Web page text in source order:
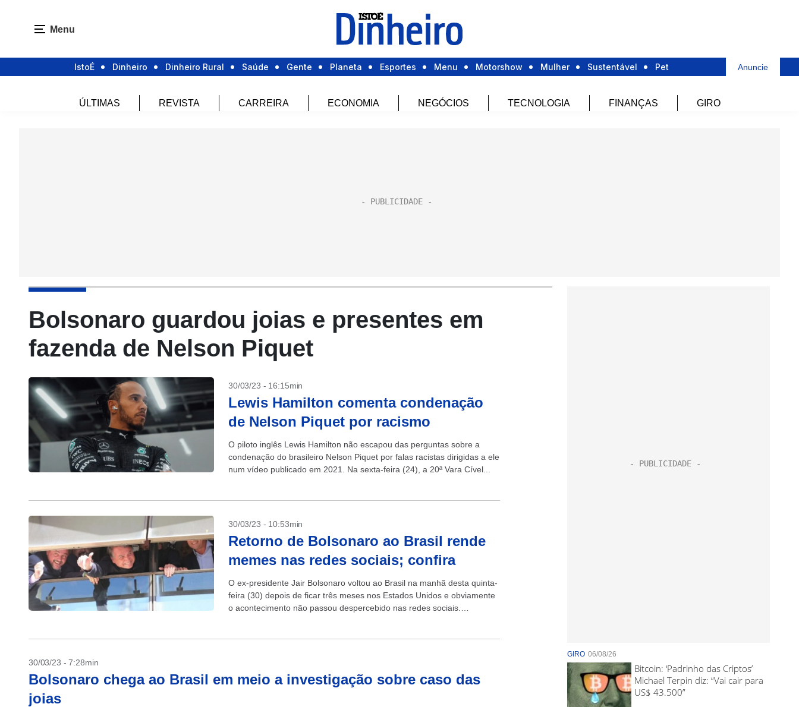
Menu
IstoÉ Dinheiro Dinheiro Rural Saúde Gente Planeta Esportes Menu Motorshow Mulher Sustentável Pet Anuncie
ÚLTIMAS REVISTA CARREIRA ECONOMIA NEGÓCIOS TECNOLOGIA FINANÇAS GIRO
Bolsonaro guardou joias e presentes em
fazenda de Nelson Piquet
30/03/23 - 16:15min
Lewis Hamilton comenta condenação
de Nelson Piquet por racismo
O piloto inglês Lewis Hamilton não escapou das perguntas sobre a
condenação do brasileiro Nelson Piquet por falas racistas dirigidas a ele
num vídeo publicado em 2021. Na sexta-feira (24), a 20ª Vara Cível...
30/03/23 - 10:53min
Retorno de Bolsonaro ao Brasil rende
memes nas redes sociais; confira
O ex-presidente Jair Bolsonaro voltou ao Brasil na manhã desta quinta-
feira (30) depois de ficar três meses nos Estados Unidos e obviamente
o acontecimento não passou despercebido nas redes sociais.
30/03/23 - 7:28min
Bolsonaro chega ao Brasil em meio a investigação sobre caso das
joias
GIRO 06/08/26
Bitcoin: ‘Padrinho das Criptos’
Michael Terpin diz: “Vai cair para
US$ 43.500”